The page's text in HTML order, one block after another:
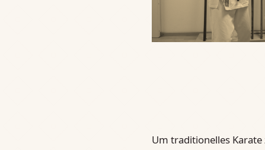
Um traditionelles